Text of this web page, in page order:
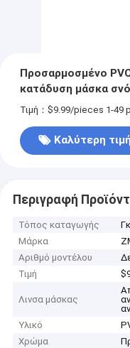
Προσαρμοσμένο
κατάδυση μάσκα
μάσκα σετ
Τιμή：$9.99/pieces 1-49
Καλύτερη τιμή
Περιγραφή
Τόπος καταγωγής
Μάρκα
Αριθμό μοντέλου
Τιμή
Λινσα μάσκας
Υλικό
Χρώμα